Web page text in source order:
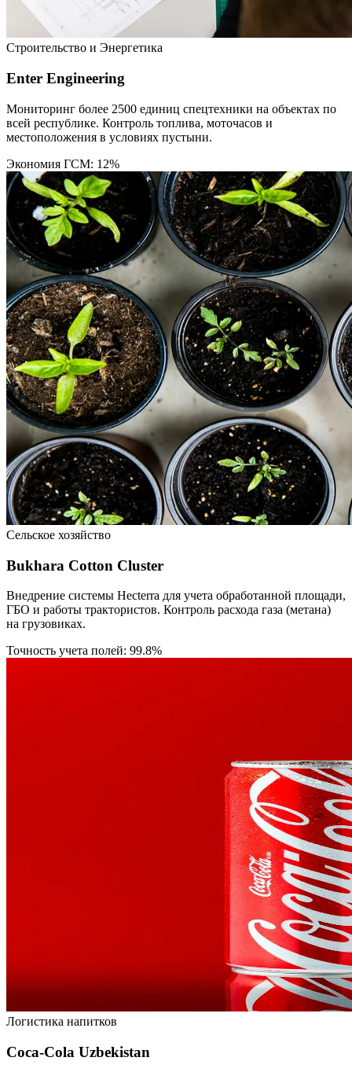
Строительство и Энергетика
Enter Engineering
Мониторинг более 2500 единиц спецтехники на объектах по
всей республике. Контроль топлива, моточасов и
местоположения в условиях пустыни.
Экономия ГСМ: 12%
Сельское хозяйство
Bukhara Cotton Cluster
Внедрение системы Hecterra для учета обработанной площади,
ГБО и работы трактористов. Контроль расхода газа (метана)
на грузовиках.
Точность учета полей: 99.8%
Логистика напитков
Coca-Cola Uzbekistan